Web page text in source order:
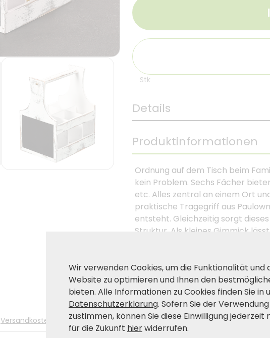
Stk
Details
Produktinformationen
Ordnung auf dem Tisch beim
kein Problem. Sechs Fächer
etc. Alles zentral an einem Ort
praktische Tragegriff aus
entsteht. Gleichzeitig sorgt
Struktur. Als kleines Gimmick
Produkt- und
Versandkosten
Wir verwenden Cookies, um die Funktionalität und
Website zu optimieren und Ihnen den
bieten. Alle Informationen zu Cookies finden Sie in
Datenschutzerklärung. Sofern Sie der
zustimmen, können Sie diese Einwilligung jederzeit
für die Zukunft hierwiderrufen.